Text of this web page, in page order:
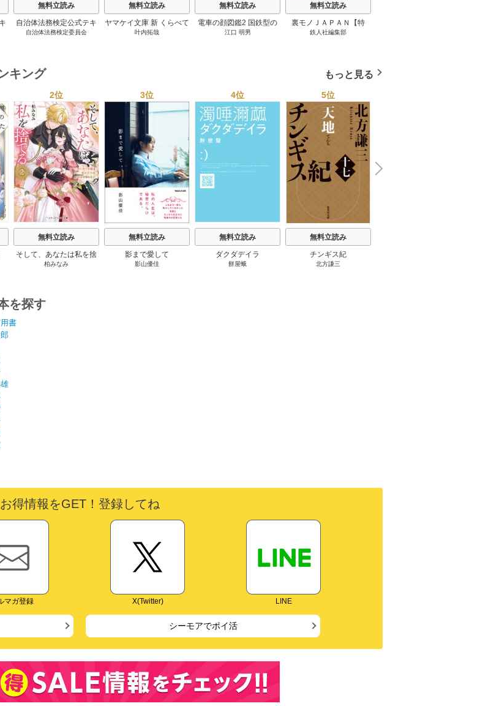
無料立読み
自治体法務検定公式テキ
スト 基本法務編 ２０
自治体法務検定委員会
無料立読み
ヤマケイ文庫 新 くらべて
わかる野鳥300 1巻
叶内拓哉
無料立読み
電車の顔図鑑2 国鉄型の
鉄道車両 1巻
江口 明男
無料立読み
裏モノＪＡＰＡＮ【特
集】★超ボリューム版６
トレンド年間ベスト★お
っさん５０人の体験から
学ぶ★夢のようなエロい
楽園３０ 1巻
鉄人社編集部
キング もっと見る
2位
無料立読み
そして、あなたは私を捨
てる
柏みなみ
3位
無料立読み
影まで愛して
影山優佳
4位
無料立読み
ダクダデイラ
餅屋蛾
5位
無料立読み
チンギス紀
北方謙三
N
x
を探す
書
お得情報をGET！登録してね
マガ登録 X(Twitter) LINE
シーモアでポイ活